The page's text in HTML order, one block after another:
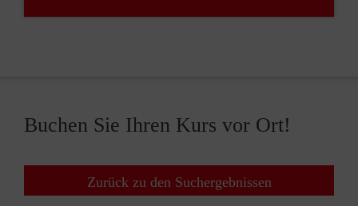
Buchen Sie Ihren Kurs vor Ort!
Zurück zu den Suchergebnissen